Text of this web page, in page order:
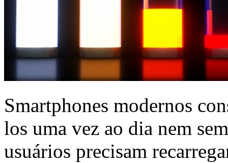
Smartphones modernos
los uma vez ao dia nem
usuários precisam